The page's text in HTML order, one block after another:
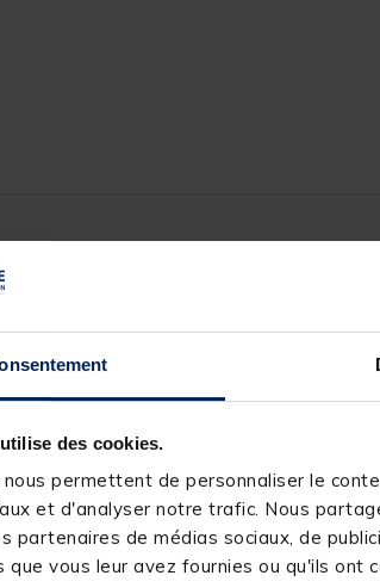
des cookies.
nous permettent de personnaliser le
et d'analyser notre trafic. Nous
partenaires de médias sociaux, de
que vous leur avez fournies ou qu'ils ont
124881-
Ces produits